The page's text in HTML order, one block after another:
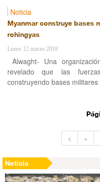
Noticia
Myanmar construye bases
rohingyas
Lunes 12 marzo 2018
Alwaght- Una
revelado que las
construyendo bases
< «
Noticia